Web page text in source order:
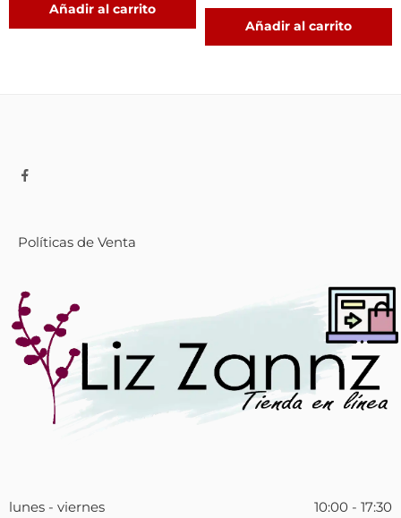
Añadir al carrito
Añadir al carrito
Políticas de Venta
lunes - viernes 10:00 - 17:30